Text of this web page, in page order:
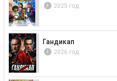
2025 год
Гандикап
2026 год